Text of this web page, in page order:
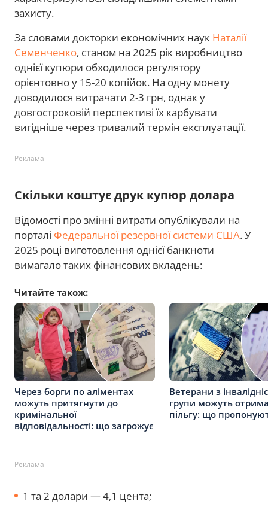
захисту.
За словами докторки економічних наук Наталії
Семенченко, станом на 2025 рік виробництво
однієї купюри обходилося регулятору
орієнтовно у 15-20 копійок. На одну монету
доводилося витрачати 2-3 грн, однак у
довгостроковій перспективі їх карбувати
вигідніше через тривалий термін експлуатації.
Реклама
Скільки коштує друк купюр долара
Відомості про змінні витрати опублікували на
порталі Федеральної резервної системи США. У
2025 році виготовлення однієї банкноти
вимагало таких фінансових вкладень:
Читайте також:
Через борги по аліментах
можуть притягнути до
кримінальної
відповідальності: що загрожує
Ветерани з
групи можуть
пільгу: що
Реклама
1 та 2 долари — 4,1 цента;